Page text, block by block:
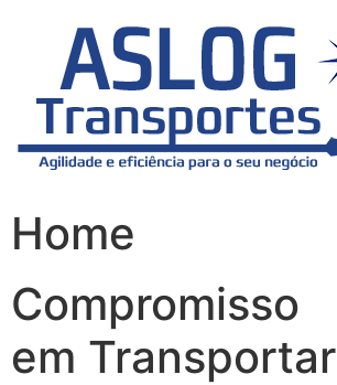
Home
Compromisso
em Transportar